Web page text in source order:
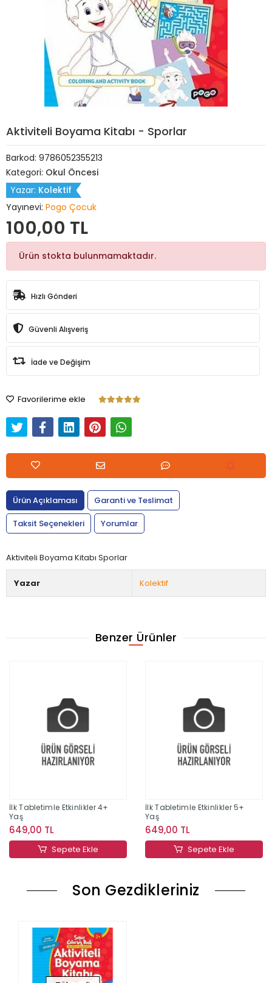
Aktiviteli Boyama Kitabı - Sporlar
Barkod: 9786052355213
Kategori: Okul Öncesi
Yazar: Kolektif
Yayınevi: Pogo Çocuk
100,00 TL
Ürün stokta bulunmamaktadır.
Hızlı Gönderi
Güvenli Alışveriş
İade ve Değişim
Favorilerime ekle
Ürün Açıklaması
Garanti ve Teslimat
Taksit Seçenekleri
Yorumlar
Aktiviteli Boyama Kitabı Sporlar
Yazar Kolektif
Benzer Ürünler
İlk Tabletimle Etkinlikler 4+
Yaş
649,00 TL
Sepete Ekle
İlk Tabletimle Etkinlikler 5+
Yaş
649,00 TL
Sepete Ekle
Son Gezdikleriniz